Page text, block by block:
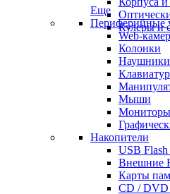
Кулеры и
Еще
Периферийные
Web-
Колонки
Мыши
Мониторы
Накопители
USB
Внешние
Карты
CD / DVD